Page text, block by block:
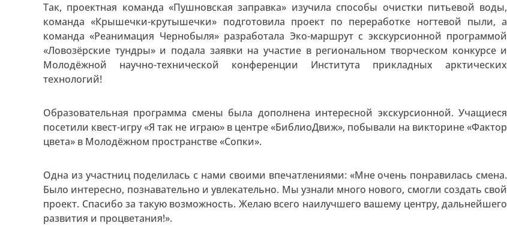
Так, проектная команда «Пушновская заправка» изучила способы очистки питьевой воды,
команда «Крышечки-крутышечки» подготовила проект по переработке ногтевой пыли, а
команда «Реанимация Чернобыля» разработала Эко-маршрут с экскурсионной программой
«Ловозёрские тундры» и подала заявки на участие в региональном творческом конкурсе и
Молодёжной научно-технической конференции Института прикладных арктических
технологий!
Образовательная программа смены была дополнена интересной экскурсионной. Учащиеся
посетили квест-игру «Я так не играю» в центре «БиблиоДвиж», побывали на викторине «Фактор
цвета» в Молодёжном пространстве «Сопки».
Одна из участниц поделилась с нами своими впечатлениями: «Мне очень понравилась смена.
Было интересно, познавательно и увлекательно. Мы узнали много нового, смогли создать свой
проект. Спасибо за такую возможность. Желаю всего наилучшего вашему центру, дальнейшего
развития и процветания!».